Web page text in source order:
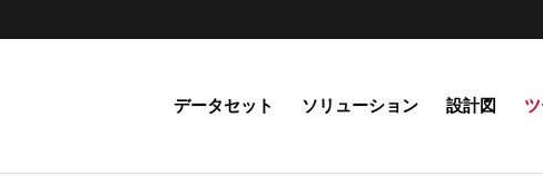
データセット ソリューション 設計図